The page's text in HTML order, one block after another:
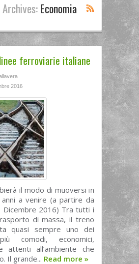
Economia
ferroviarie italiane
2016
il modo di muoversi in
anni a venire (a partire da
Dicembre 2016) Tra tutti i
di massa, il treno
quasi sempre uno dei
comodi, economici,
attenti all’ambiente che
Il grande... Read more »